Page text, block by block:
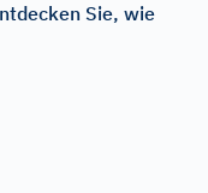
Sie, wie